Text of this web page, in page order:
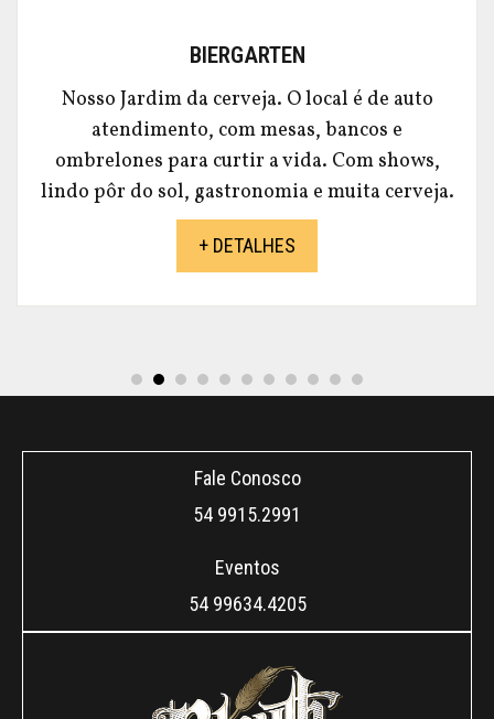
BIERGARTEN
Nosso Jardim da cerveja. O local é de auto
atendimento, com mesas, bancos e
ombrelones para curtir a vida. Com shows,
lindo pôr do sol, gastronomia e muita cerveja.
+ DETALHES
Fale Conosco
54 9915.2991
Eventos
54 99634.4205